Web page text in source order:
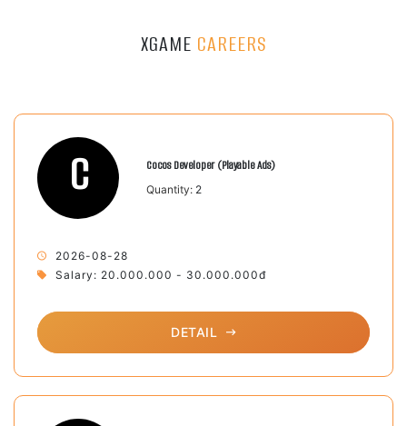
XGAME CAREERS
C Cocos Developer (Playable Ads)
Quantity: 2
2026-08-28
Salary: 20.000.000 - 30.000.000đ
DETAIL